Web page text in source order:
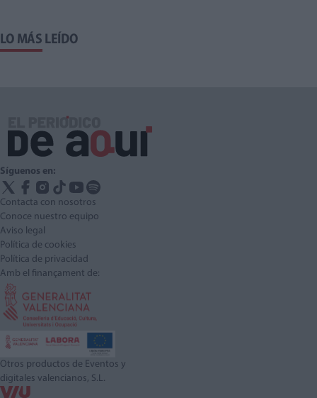
LO MÁS LEÍDO
Síguenos en:
Contacta con nosotros
Conoce nuestro equipo
Aviso legal
Política de cookies
Política de privacidad
Amb el finançament de:
Otros productos de Eventos y
digitales valencianos, S.L.